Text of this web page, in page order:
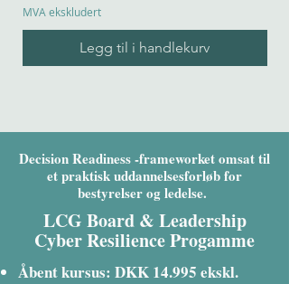
MVA ekskludert
Legg til i handlekurv
Decision Readiness -frameworket omsat til
et praktisk uddannelsesforløb for
bestyrelser og ledelse.
LCG Board & Leadership
Cyber Resilience Progamme
Åbent kursus: DKK 14.995 ekskl.